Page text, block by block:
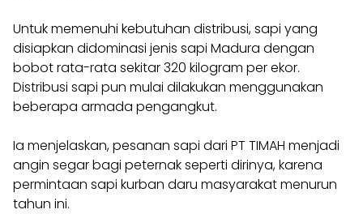
Untuk memenuhi kebutuhan distribusi, sapi yang
disiapkan didominasi jenis sapi Madura dengan
bobot rata-rata sekitar 320 kilogram per ekor.
Distribusi sapi pun mulai dilakukan menggunakan
beberapa armada pengangkut.
Ia menjelaskan, pesanan sapi dari PT TIMAH menjadi
angin segar bagi peternak seperti dirinya, karena
permintaan sapi kurban daru masyarakat menurun
tahun ini.